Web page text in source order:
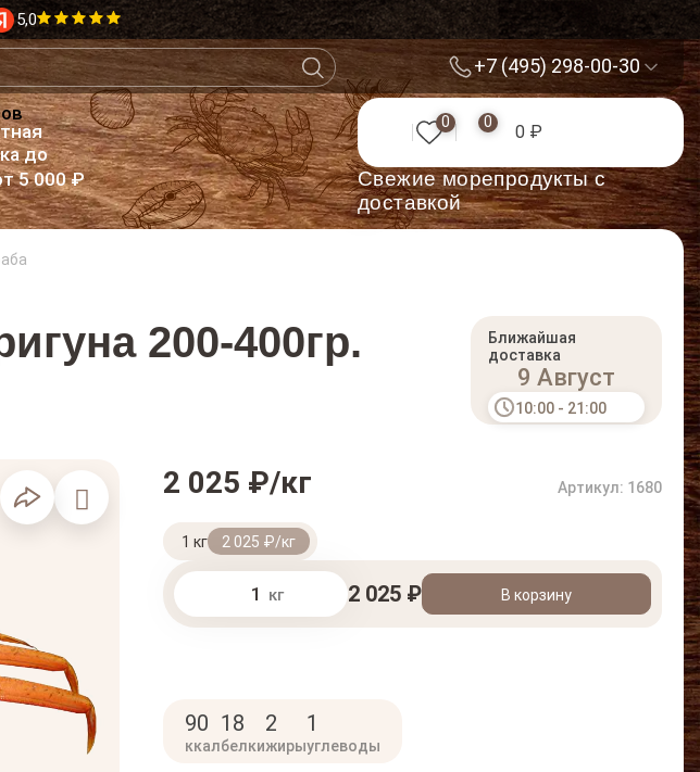
5,0
+7 (495) 298-00-30
до
5 000 ₽
0 0 0 ₽
Cвежие морепродукты с
доставкой
200-400гр.
Ближайшая
доставка
9 Август
10:00 - 21:00
2 025 ₽/кг Артикул: 1680
1 кг 2 025 ₽/кг
кг 2 025 ₽ В корзину
90
ккал
18
белки
2
жиры
1
углеводы